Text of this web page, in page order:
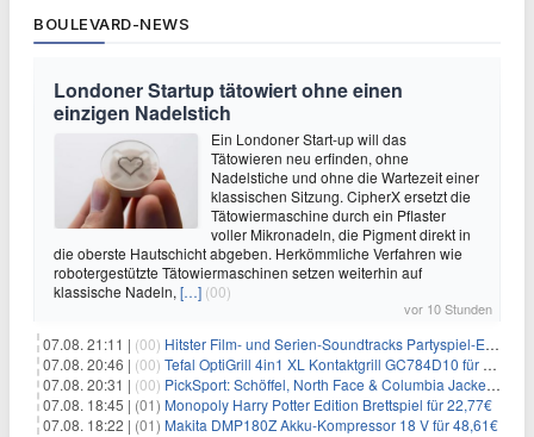
BOULEVARD-NEWS
Londoner Startup tätowiert ohne einen
einzigen Nadelstich
Ein Londoner Start-up will das
Tätowieren neu erfinden, ohne
Nadelstiche und ohne die Wartezeit einer
klassischen Sitzung. CipherX ersetzt die
Tätowiermaschine durch ein Pflaster
voller Mikronadeln, die Pigment direkt in
die oberste Hautschicht abgeben. Herkömmliche Verfahren wie
robotergestützte Tätowiermaschinen setzen weiterhin auf
klassische Nadeln, […] (00)
vor 10 Stunden
07.08. 21:11 | (00) Hitster Film- und Serien-Soundtracks Partyspiel-Erweiterung für 6,99€
07.08. 20:46 | (00) Tefal OptiGrill 4in1 XL Kontaktgrill GC784D10 für 239,99€
07.08. 20:31 | (00) PickSport: Schöffel, North Face & Columbia Jacken ab 39,60€
07.08. 18:45 | (01) Monopoly Harry Potter Edition Brettspiel für 22,77€
07.08. 18:22 | (01) Makita DMP180Z Akku-Kompressor 18 V für 48,61€